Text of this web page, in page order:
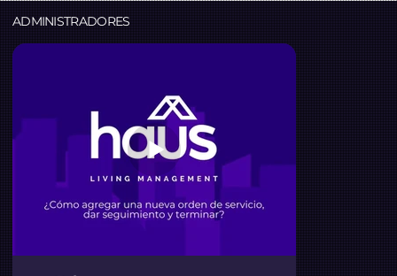
ADMINISTRADORES